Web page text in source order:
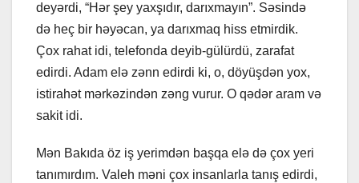
deyərdi, “Hər şey yaxşıdır, darıxmayın”. Səsində
də heç bir həyəcan, ya darıxmaq hiss etmirdik.
Çox rahat idi, telefonda deyib-gülürdü, zarafat
edirdi. Adam elə zənn edirdi ki, o, döyüşdən yox,
istirahət mərkəzindən zəng vurur. O qədər aram və
sakit idi.
Mən Bakıda öz iş yerimdən başqa elə də çox yeri
tanımırdım. Valeh məni çox insanlarla tanış edirdi,